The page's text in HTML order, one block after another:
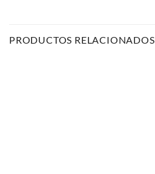
PRODUCTOS RELACIONADOS